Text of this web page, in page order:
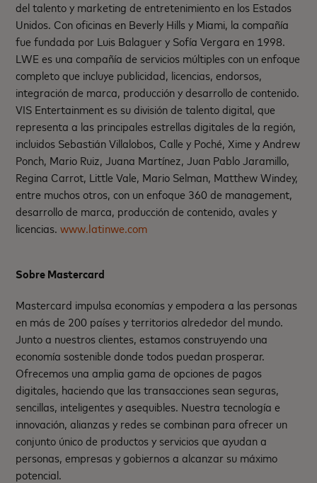
del talento y marketing de entretenimiento en los Estados
Unidos. Con oficinas en Beverly Hills y Miami, la compañía
fue fundada por Luis Balaguer y Sofía Vergara en 1998.
LWE es una compañía de servicios múltiples con un enfoque
completo que incluye publicidad, licencias, endorsos,
integración de marca, producción y desarrollo de contenido.
VIS Entertainment es su división de talento digital, que
representa a las principales estrellas digitales de la región,
incluidos Sebastián Villalobos, Calle y Poché, Xime y Andrew
Ponch, Mario Ruiz, Juana Martínez, Juan Pablo Jaramillo,
Regina Carrot, Little Vale, Mario Selman, Matthew Windey,
entre muchos otros, con un enfoque 360 de management,
desarrollo de marca, producción de contenido, avales y
licencias.www.latinwe.com
Sobre Mastercard
Mastercard impulsa economías y empodera a las personas
en más de 200 países y territorios alrededor del mundo.
Junto a nuestros clientes, estamos construyendo una
economía sostenible donde todos puedan prosperar.
Ofrecemos una amplia gama de opciones de pagos
digitales, haciendo que las transacciones sean seguras,
sencillas, inteligentes y asequibles. Nuestra tecnología e
innovación, alianzas y redes se combinan para ofrecer un
conjunto único de productos y servicios que ayudan a
personas, empresas y gobiernos a alcanzar su máximo
potencial.